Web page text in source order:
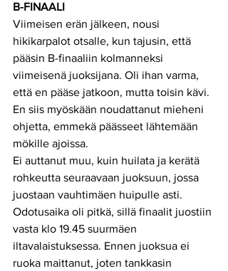
B-FINAALI
Viimeisen erän jälkeen, nousi
hikikarpalot otsalle, kun tajusin, että
pääsin B-finaaliin kolmanneksi
viimeisenä juoksijana. Oli ihan varma,
että en pääse jatkoon, mutta toisin kävi.
En siis myöskään noudattanut mieheni
ohjetta, emmekä päässeet lähtemään
mökille ajoissa.
Ei auttanut muu, kuin huilata ja kerätä
rohkeutta seuraavaan juoksuun, jossa
juostaan vauhtimäen huipulle asti.
Odotusaika oli pitkä, sillä finaalit juostiin
vasta klo 19.45 suurmäen
iltavalaistuksessa. Ennen juoksua ei
ruoka maittanut, joten tankkasin